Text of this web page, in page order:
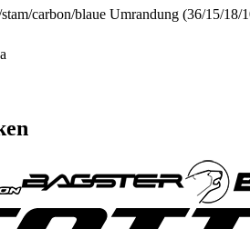
carbon/blaue Umrandung (36/15/18/